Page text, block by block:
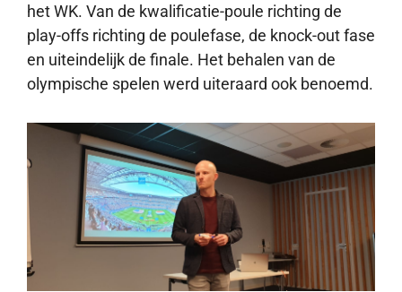
het WK. Van de kwalificatie-poule richting de
play-offs richting de poulefase, de knock-out fase
en uiteindelijk de finale. Het behalen van de
olympische spelen werd uiteraard ook benoemd.